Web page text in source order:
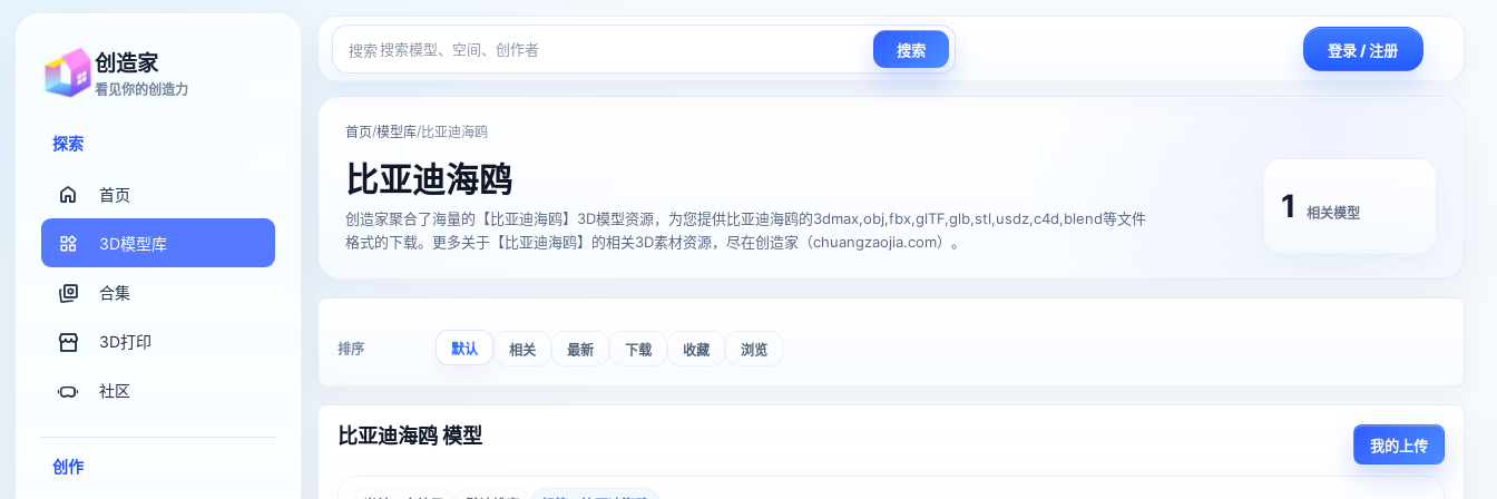
创造家
看见你的创造力
探索
首页
3D模型库
合集
3D打印
社区
创作
搜索 搜索 登录 / 注册
首页/模型库/比亚迪海鸥
比亚迪海鸥
创造家聚合了海量的【比亚迪海鸥】3D模型资源，为您提供比亚迪海鸥的3dmax,obj,fbx,glTF,glb,stl,usdz,c4d,blend等文件
格式的下载。更多关于【比亚迪海鸥】的相关3D素材资源，尽在创造家（chuangzaojia.com）。
1 相关模型
排序 默认 相关 最新 下载 收藏 浏览
比亚迪海鸥 模型 我的上传